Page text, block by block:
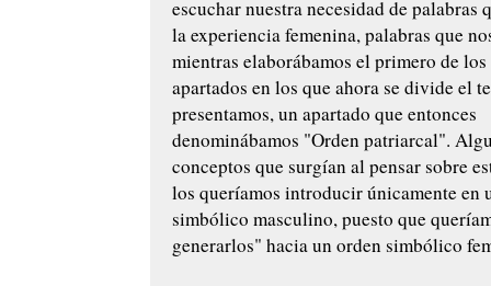
escuchar nuestra necesidad de palabras
la experiencia femenina, palabras que
mientras elaborábamos el primero de
apartados en los que ahora se divide el
presentamos, un apartado que entonces
denominábamos "Orden patriarcal".
conceptos que surgían al pensar sobre
los queríamos introducir únicamente en
simbólico masculino, puesto que
generarlos" hacia un orden simbólico